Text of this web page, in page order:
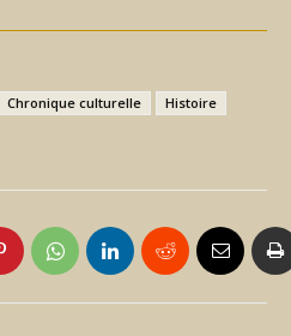
Chronique culturelle
Histoire